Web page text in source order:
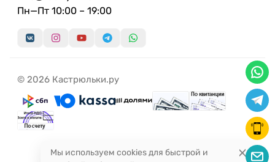
Пн—Пт 10:00 – 19:00
© 2026 Кастрюльки.ру
Мы используем cookies для быстрой и